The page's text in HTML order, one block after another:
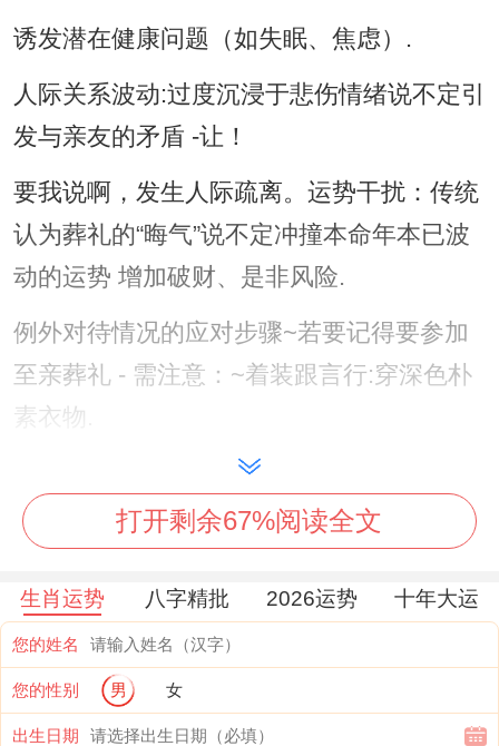
诱发潜在健康问题（如失眠、焦虑）.
人际关系波动:过度沉浸于悲伤情绪说不定引
发与亲友的矛盾 -让！
要我说啊，发生人际疏离。运势干扰：传统
认为葬礼的“晦气”说不定冲撞本命年本已波
动的运势 增加破财、是非风险.
例外对待情况的应对步骤~若要记得要参加
至亲葬礼 - 需注意：~着装跟言行:穿深色朴
素衣物.
避免鲜艳色彩。保持情绪克制,避免过度宣
泄。
安阁联吉红绳以辟邪护身。
我有个朋友就遇到过，
替代方法与心理调节；远程悼念：通过线上
打开剩余67%阅读全文
生肖运势 八字精批 2026运势 十年大运
您的姓名
您的性别 男 女
出生日期